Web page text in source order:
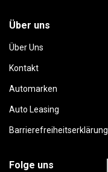
Über uns
Über Uns
Kontakt
Automarken
Auto Leasing
Barrierefreiheitserklärung
Folge uns